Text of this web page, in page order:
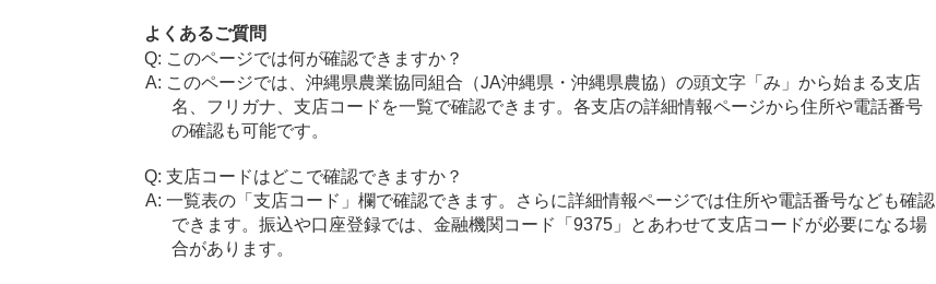
よくあるご質問
このページでは何が確認できますか？
このページでは、沖縄県農業協同組合（JA沖縄県・沖縄県農協）の頭文字「み」から始まる支店
名、フリガナ、支店コードを一覧で確認できます。各支店の詳細情報ページから住所や電話番号
の確認も可能です。
支店コードはどこで確認できますか？
一覧表の「支店コード」欄で確認できます。さらに詳細情報ページでは住所や電話番号なども確認
できます。振込や口座登録では、金融機関コード「9375」とあわせて支店コードが必要になる場
合があります。